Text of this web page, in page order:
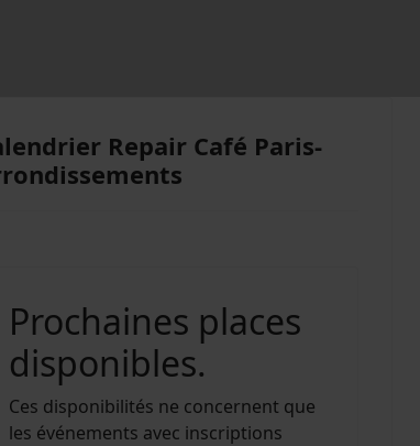
Repair Café Paris-
Prochaines places
disponibles.
Ces disponibilités ne concernent que
les événements avec inscriptions